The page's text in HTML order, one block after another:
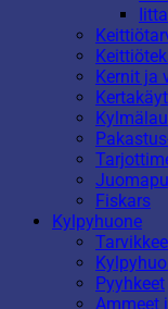
Kernit ja
Fiskars
Kylpyhuone
Pyyhkeet
Ammeet